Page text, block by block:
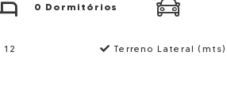
0 Dormitórios
12 Terreno Lateral (mts):